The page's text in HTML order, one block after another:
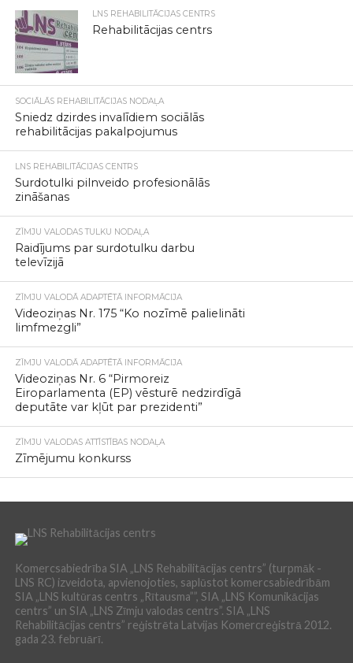
LNS REHABILITĀCIJAS CENTRS
Rehabilitācijas centrs
SOCIĀLĀS REHABILITĀCIJAS NODAĻA
Sniedz dzirdes invalīdiem sociālās
rehabilitācijas pakalpojumus
LNS REHABILITĀCIJAS CENTRS
Surdotulki pilnveido profesionālās
zināšanas
ZĪMJU VALODAS TULKU NODAĻA
Raidījums par surdotulku darbu
televīzijā
ZĪMJU VALODĀ ADAPTĒTĀ INFORMĀCIJA
Videoziņas Nr. 175 “Ko nozīmē palielināti
limfmezgli”
ZĪMJU VALODĀ ADAPTĒTĀ INFORMĀCIJA
Videoziņas Nr. 6 “Pirmoreiz
Eiroparlamenta (EP) vēsturē nedzirdīgā
deputāte var kļūt par prezidenti”
ZĪMJU VALODAS ATTĪSTĪBAS NODAĻA
Zīmējumu konkurss
Komercsabiedrība SIA „LNS Rehabilitācijas centrs” (turpmāk -
LNS RC) izveidota, apvienojoties, saplūstot komercsabiedrībām
SIA „LNS kultūras centrs „Rītausma””, SIA „LNS Komunikācijas
centrs” un SIA „LNS Zīmju valodas centrs”. SIA „LNS
Rehabilitācijas centrs” reģistrēta Latvijas Komercreģistrā 2012.
gada 23. februārī.